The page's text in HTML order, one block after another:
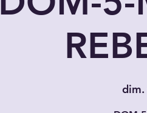
dim.